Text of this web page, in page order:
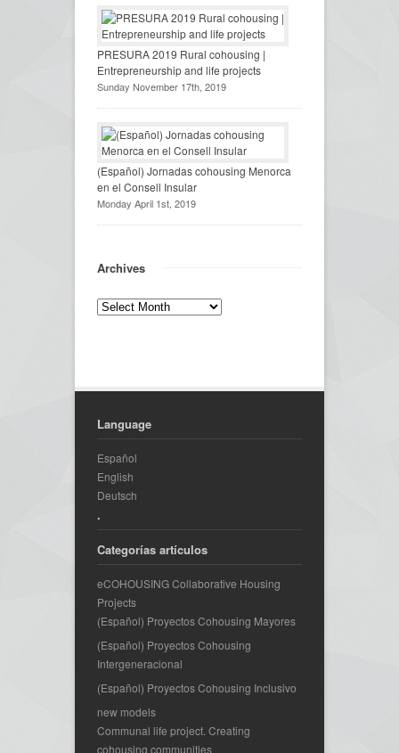
PRESURA 2019 Rural cohousing |
Entrepreneurship and life projects
Sunday November 17th, 2019
(Español) Jornadas cohousing Menorca
en el Consell Insular
Monday April 1st, 2019
Archives
Language
Español
English
Deutsch
.
Categorías artículos
eCOHOUSING Collaborative Housing
Projects
(Español) Proyectos Cohousing Mayores
(Español) Proyectos Cohousing
Intergeneracional
(Español) Proyectos Cohousing Inclusivo
new models
Communal life project. Creating
cohousing communities